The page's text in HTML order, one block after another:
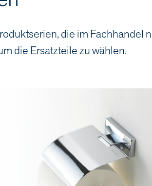
die im Fachhandel
die Ersatzteile zu wählen.